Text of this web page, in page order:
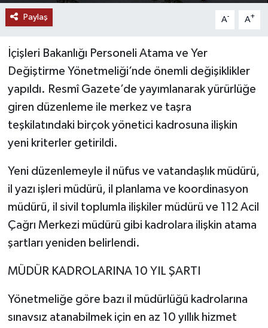
Paylaş A- A+
İçişleri Bakanlığı Personeli Atama ve Yer
Değiştirme Yönetmeliği’nde önemli değişiklikler
yapıldı. Resmî Gazete’de yayımlanarak yürürlüğe
giren düzenleme ile merkez ve taşra
teşkilatındaki birçok yönetici kadrosuna ilişkin
yeni kriterler getirildi.
Yeni düzenlemeyle il nüfus ve vatandaşlık müdürü,
il yazı işleri müdürü, il planlama ve koordinasyon
müdürü, il sivil toplumla ilişkiler müdürü ve 112 Acil
Çağrı Merkezi müdürü gibi kadrolara ilişkin atama
şartları yeniden belirlendi.
MÜDÜR KADROLARINA 10 YIL ŞARTI
Yönetmeliğe göre bazı il müdürlüğü kadrolarına
sınavsız atanabilmek için en az 10 yıllık hizmet